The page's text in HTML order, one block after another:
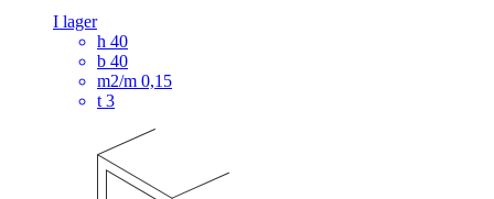
I lager
h 40
b 40
m2/m 0,15
t 3